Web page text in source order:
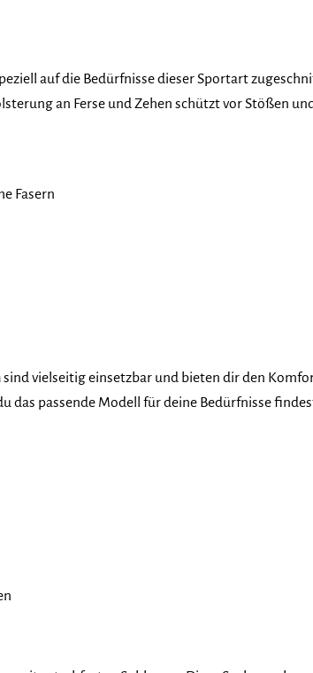
auf die Bedürfnisse dieser Sportart
an Ferse und Zehen schützt vor Stößen
Fasern
sind vielseitig einsetzbar und bieten dir den
das passende Modell für deine Bedürfnisse